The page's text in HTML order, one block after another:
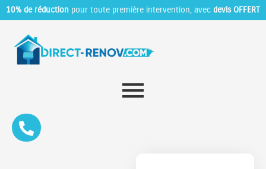
10% de réduction pour toute première intervention, avec devis OFFERT